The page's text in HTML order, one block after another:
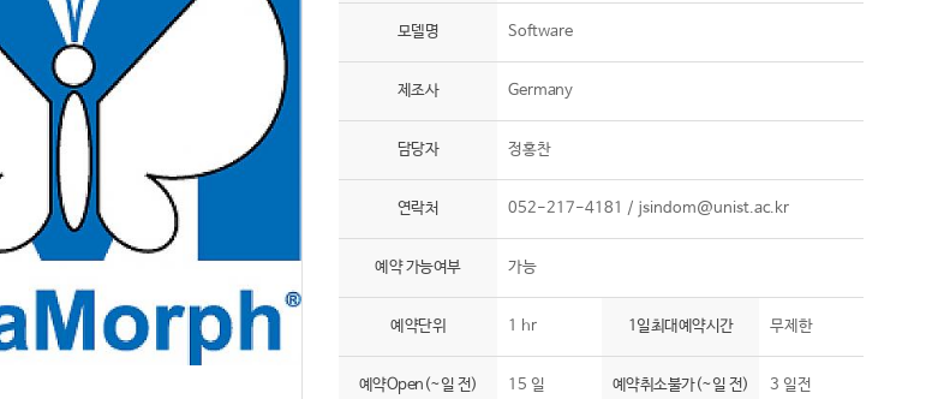
모델명 Software
제조사 Germany
담당자 정홍찬
연락처 052-217-4181 / jsindom@unist.ac.kr
예약 가능여부 가능
예약단위 1 hr 1일최대예약시간 무제한
예약Open(~일 전) 15 일 예약취소불가(~일 전) 3 일전